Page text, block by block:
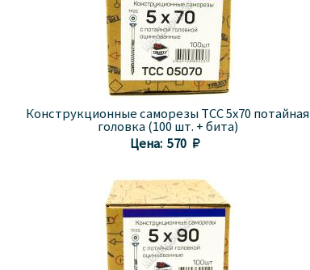
Конструкционные саморезы TCC 5x70 потайная
головка (100 шт. + бита)
Цена: 570 